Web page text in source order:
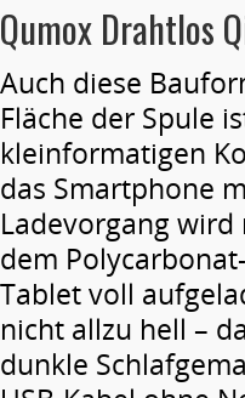
Qumox Drahtlos
Auch diese
Fläche der Spule
kleinformatigen
das Smartphone
Ladevorgang
dem
Tablet voll
nicht allzu hell –
dunkle